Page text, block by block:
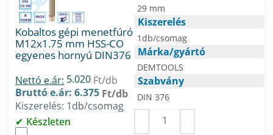
Kobaltos gépi menetfúró
M12x1.75 mm HSS-CO
egyenes hornyú DIN376
Nettó e.ár: 5.020 Ft/db
Bruttó e.ár: 6.375 Ft/db
Kiszerelés: 1db/csomag
Készleten
29 mm
Kiszerelés
1db/csomag
Márka/gyártó
DEMTOOLS
Szabvány
DIN 376